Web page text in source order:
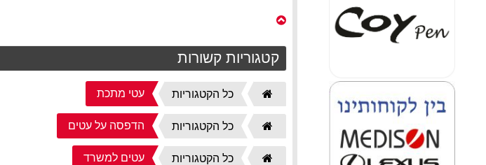
קטגוריות קשורות
דף
הבית
כל הקטגוריות עטי מתכת
דף
הבית
כל הקטגוריות הדפסה על עטים
דף
כל הקטגוריות עטים למשרד